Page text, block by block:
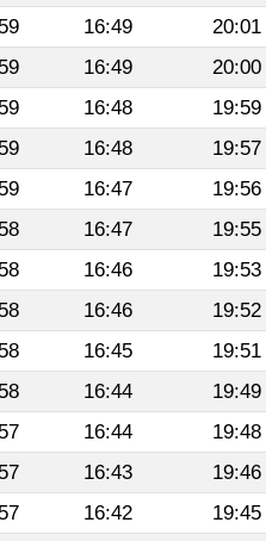
16:49 20:01
16:49 20:00
16:48 19:59
16:48 19:57
16:47 19:56
16:47 19:55
16:46 19:53
16:46 19:52
16:45 19:51
16:44 19:49
16:44 19:48
16:43 19:46
16:42 19:45